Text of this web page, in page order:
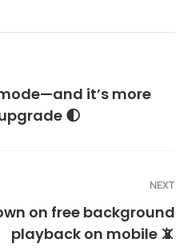
it’s more
🌓
NEXT
on free background
playback on mobile 📵